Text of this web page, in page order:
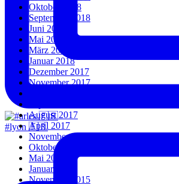
#lyon 🇫🇷
Oktober 2018
September 2018
Juni 2018
Mai 2018
März 2018
Januar 2018
Dezember 2017
November 2017
August 2017
April 2017
November 2016
Oktober 2016
Mai 2016
Januar 2016
November 2015